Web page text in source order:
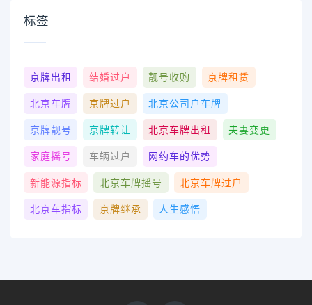
标签
京牌出租 结婚过户 靓号收购 京牌租赁
北京车牌 京牌过户 北京公司户车牌
京牌靓号 京牌转让 北京车牌出租 夫妻变更
家庭摇号 车辆过户 网约车的优势
新能源指标 北京车牌摇号 北京车牌过户
北京车指标 京牌继承 人生感悟